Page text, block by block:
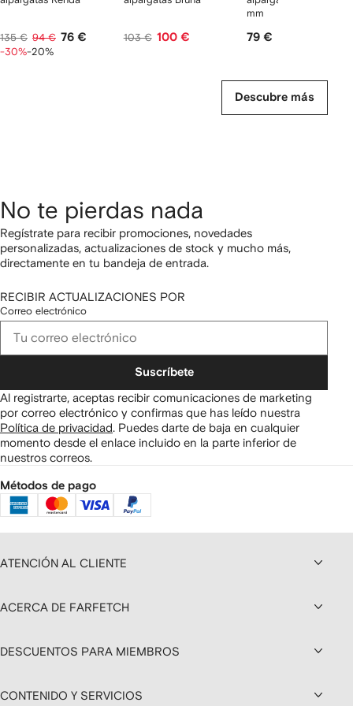
135 € 94 € 76 €
-30%-20%
103 € 100 €
mm
79 €
Descubre más
No te pierdas nada
Regístrate para recibir promociones, novedades
personalizadas, actualizaciones de stock y mucho más,
directamente en tu bandeja de entrada.
RECIBIR ACTUALIZACIONES POR
Correo electrónico
Suscríbete
Al registrarte, aceptas recibir comunicaciones de marketing
por correo electrónico y confirmas que has leído nuestra
Política de privacidad Puedes darte de baja en cualquier
momento desde el enlace incluido en la parte inferior de
nuestros correos.
Métodos de pago
ATENCIÓN AL CLIENTE
ACERCA DE FARFETCH
DESCUENTOS PARA MIEMBROS
CONTENIDO Y SERVICIOS